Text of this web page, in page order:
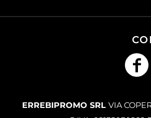
ERREBIPROMO SRL VIA